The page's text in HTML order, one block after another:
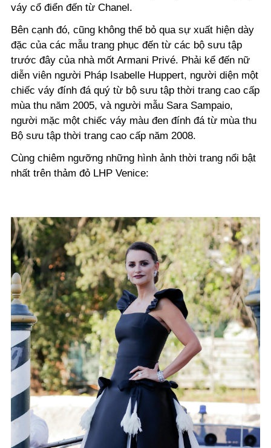
váy cổ điển đến từ Chanel.
Bên cạnh đó, cũng không thể bỏ qua sự xuất hiện dày
đặc của các mẫu trang phục đến từ các bộ sưu tập
trước đây của nhà mốt Armani Privé. Phải kể đến nữ
diễn viên người Pháp Isabelle Huppert, người diện một
chiếc váy đính đá quý từ bộ sưu tập thời trang cao cấp
mùa thu năm 2005, và người mẫu Sara Sampaio,
người mặc một chiếc váy màu đen đính đá từ mùa thu
Bộ sưu tập thời trang cao cấp năm 2008.
Cùng chiêm ngưỡng những hình ảnh thời trang nổi bật
nhất trên thảm đỏ LHP Venice: